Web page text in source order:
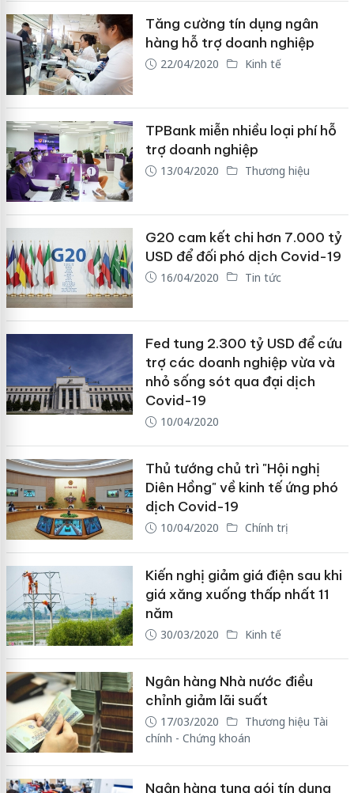
Tăng cường tín dụng ngân
hàng hỗ trợ doanh nghiệp
22/04/2020 Kinh tế
TPBank miễn nhiều loại phí hỗ
trợ doanh nghiệp
13/04/2020 Thương hiệu
G20 cam kết chi hơn 7.000 tỷ
USD để đối phó dịch Covid-19
16/04/2020 Tin tức
Fed tung 2.300 tỷ USD để cứu
trợ các doanh nghiệp vừa và
nhỏ sống sót qua đại dịch
Covid-19
10/04/2020
Thủ tướng chủ trì "Hội nghị
Diên Hồng" về kinh tế ứng phó
dịch Covid-19
10/04/2020 Chính trị
Kiến nghị giảm giá điện sau khi
giá xăng xuống thấp nhất 11
năm
30/03/2020 Kinh tế
Ngân hàng Nhà nước điều
chỉnh giảm lãi suất
17/03/2020
Thương hiệu Tài
chính - Chứng khoán
Ngân hàng tung gói tín dụng